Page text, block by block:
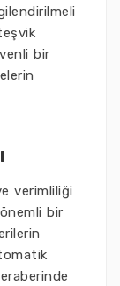
bir
verimliliği
bir